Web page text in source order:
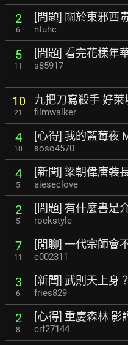
2
6
[問題] 關於東邪西
ntuhc
5
11
[問題] 看完花樣年
s85917
10
21
九把刀寫殺手 好
filmwalker
4
10
[心得] 我的藍莓夜
soso4570
4
5
[新聞] 梁朝偉唐裝
aieseclove
2
5
[問題] 有什麼書是
rockstyle
7
11
[閒聊] 一代宗師會
e002311
3
6
[新聞] 武則天上身
fries829
2
8
[心得] 重慶森林 影
crf27144